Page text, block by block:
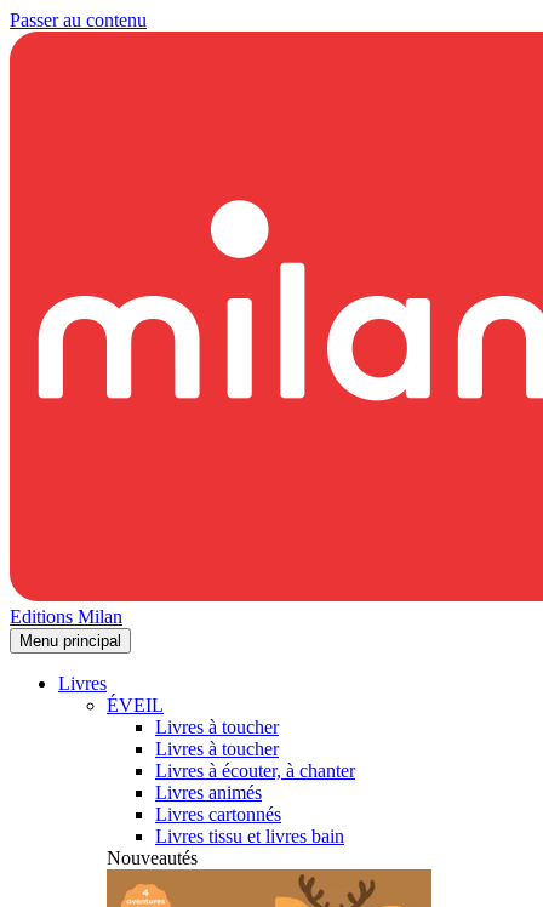
Passer au contenu
Editions Milan
Menu principal
Livres
ÉVEIL
Livres à toucher
Livres à toucher
Livres à écouter, à chanter
Livres animés
Livres cartonnés
Livres tissu et livres bain
Nouveautés